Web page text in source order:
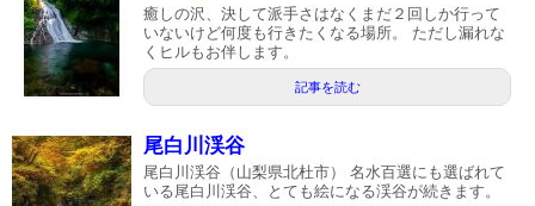
癒しの沢、決して派手さはなくまだ２回しか行って
いないけど何度も行きたくなる場所。 ただし漏れな
くヒルもお伴します。
記事を読む
尾白川渓谷
尾白川渓谷（山梨県北杜市） 名水百選にも選ばれて
いる尾白川渓谷、とても絵になる渓谷が続きます。